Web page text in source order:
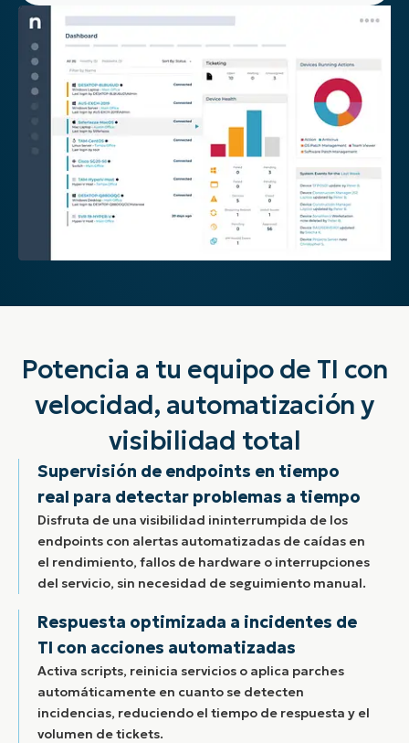
Potencia a tu equipo de TI con
velocidad, automatización y
visibilidad total
Supervisión de endpoints en tiempo
real para detectar problemas a tiempo
Disfruta de una visibilidad ininterrumpida de los
endpoints con alertas automatizadas de caídas en
el rendimiento, fallos de hardware o interrupciones
del servicio, sin necesidad de seguimiento manual.
Respuesta optimizada a incidentes de
TI con acciones automatizadas
Activa scripts, reinicia servicios o aplica parches
automáticamente en cuanto se detecten
incidencias, reduciendo el tiempo de respuesta y el
volumen de tickets.